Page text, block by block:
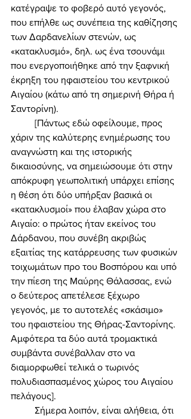
κατέγραψε το φοβερό αυτό γεγονός,
που επήλθε ως συνέπεια της καθίζησης
των Δαρδανελίων στενών, ως
«κατακλυσμό», δηλ. ως ένα τσουνάμι
που ενεργοποιήθηκε από την ξαφνική
έκρηξη του ηφαιστείου του κεντρικού
Αιγαίου (κάτω από τη σημερινή Θήρα ή
Σαντορίνη).
χάριν της καλύτερης ενημέρωσης του
αναγνώστη και της ιστορικής
δικαιοσύνης, να σημειώσουμε ότι στην
απόκρυφη γεωπολιτική υπάρχει επίσης
η θέση ότι δύο υπήρξαν βασικά οι
«κατακλυσμοί» που έλαβαν χώρα στο
Αιγαίο: ο πρώτος ήταν εκείνος του
Δάρδανου, που συνέβη ακριβώς
εξαιτίας της κατάρρευσης των φυσικών
τοιχωμάτων προ του Βοσπόρου και υπό
την πίεση της Μαύρης Θάλασσας, ενώ
ο δεύτερος απετέλεσε ξέχωρο
γεγονός, με το αυτοτελές «σκάσιμο»
του ηφαιστείου της Θήρας-Σαντορίνης.
Αμφότερα τα δύο αυτά τρομακτικά
συμβάντα συνέβαλλαν στο να
διαμορφωθεί τελικά ο τωρινός
πολυδιασπασμένος χώρος του Αιγαίου
πελάγους].